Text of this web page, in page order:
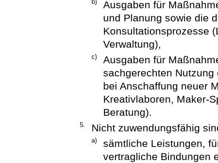
b)
Ausgaben für
und Planung sowie die
Konsultationsprozesse
Verwaltung),
c)
Ausgaben für
sachgerechten
bei Anschaffung neuer
Kreativlaboren, Maker-
Beratung).
5. Nicht zuwendungsfähig
a)
sämtliche Leistungen,
vertragliche Bindungen